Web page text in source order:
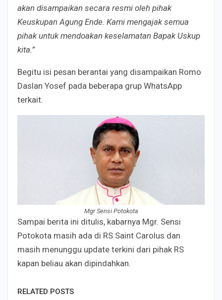
akan disampaikan secara resmi oleh pihak
Keuskupan Agung Ende. Kami mengajak semua
pihak untuk mendoakan keselamatan Bapak Uskup
kita.”
Begitu isi pesan berantai yang disampaikan Romo
Daslan Yosef pada beberapa grup WhatsApp
terkait.
Mgr Sensi Potokota
Sampai berita ini ditulis, kabarnya Mgr. Sensi
Potokota masih ada di RS Saint Carolus dan
masih menunggu update terkini dari pihak RS
kapan beliau akan dipindahkan.
RELATED POSTS